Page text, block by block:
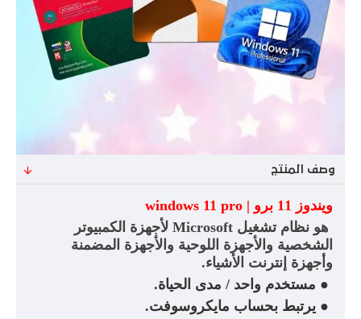
وصف المنتج
ويندوز 11 برو |
windows 11 pro
هو نظام تشغيل Microsoft لأجهزة الكمبيوتر
الشخصية والأجهزة اللوحية والأجهزة المضمنة
وأجهزة إنترنت الأشياء.
● مستخدم واحد / مدى الحياة.
● يرتبط بحساب مايكروسوفت.